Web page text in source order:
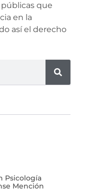
que
en la
así el derecho
Psicología
Mención